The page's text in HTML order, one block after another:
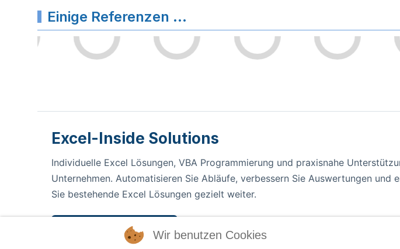
Einige Referenzen ...
Excel-Inside Solutions
Individuelle Excel Lösungen, VBA Programmierung und praxisnahe
Unternehmen. Automatisieren Sie Abläufe, verbessern Sie Auswertungen und
Sie bestehende Excel Lösungen gezielt weiter.
Projektanfrage stellenWir benutzen Cookies